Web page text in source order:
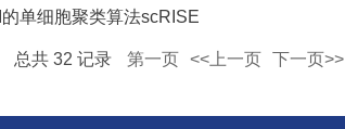
单细胞聚类算法scRISE
总共 32 记录 第一页 <<上一页 下一页>>